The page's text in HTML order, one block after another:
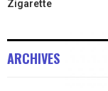
Zigarette
ARCHIVES